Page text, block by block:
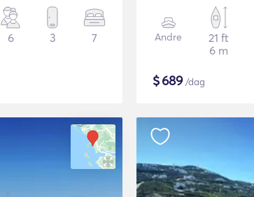
6 3 7 Andre
21 ft
6 m
$689/dag